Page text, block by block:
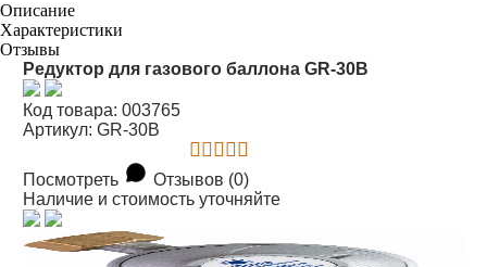
Описание
Характеристики
Отзывы
Редуктор для газового баллона GR-30B
Код товара: 003765
Артикул: GR-30B
Посмотреть
Отзывов (0)
Наличие и стоимость уточняйте